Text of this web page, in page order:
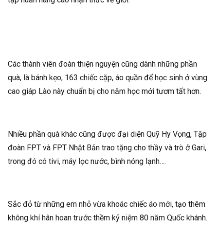
Các thành viên đoàn thiện nguyện cũng dành những phần
quà, là bánh kẹo, 163 chiếc cặp, áo quần để học sinh ở vùng
cao giáp Lào này chuẩn bị cho năm học mới tươm tất hơn.
Nhiều phần quà khác cũng được đại diện Quỹ Hy Vọng, Tập
đoàn FPT và FPT Nhật Bản trao tặng cho thầy và trò ở Gari,
trong đó có tivi, máy lọc nước, bình nóng lạnh….
Sắc đỏ từ những em nhỏ vừa khoác chiếc áo mới, tạo thêm
không khí hân hoan trước thềm kỷ niệm 80 năm Quốc khánh.